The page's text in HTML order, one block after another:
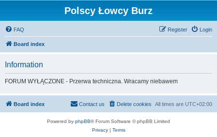
Polscy Łowcy Burz
FAQ Login
Register
Board index
Information
FORUM WYŁĄCZONE - Przerwa techniczna. Wracamy niebawem
Board index All times are UTC+02:00
Delete cookies
Contact us
Powered by phpBB® Forum Software © phpBB Limited
Privacy| Terms